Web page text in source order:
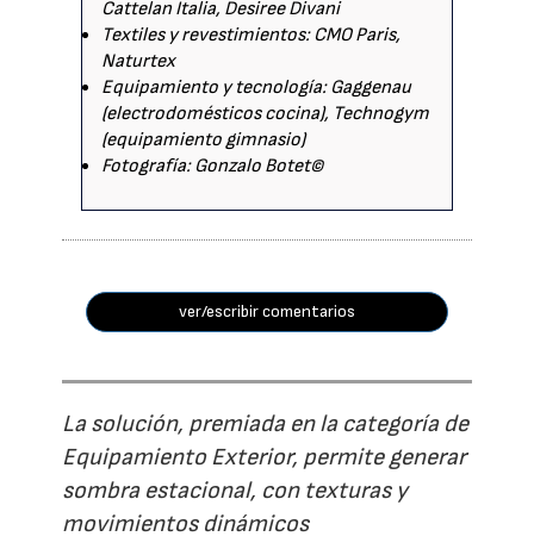
Cattelan Italia, Desiree Divani
Textiles y revestimientos: CMO Paris,
Naturtex
Equipamiento y tecnología: Gaggenau
(electrodomésticos cocina), Technogym
(equipamiento gimnasio)
Fotografía: Gonzalo Botet©
ver/escribir comentarios
La solución, premiada en la categoría de
Equipamiento Exterior, permite generar
sombra estacional, con texturas y
movimientos dinámicos